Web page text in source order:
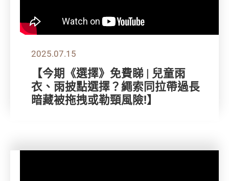
2025.07.15
【今期《選擇》免費睇 | 兒童雨
衣、雨披點選擇？繩索同拉帶過長
暗藏被拖拽或勒頸風險!】